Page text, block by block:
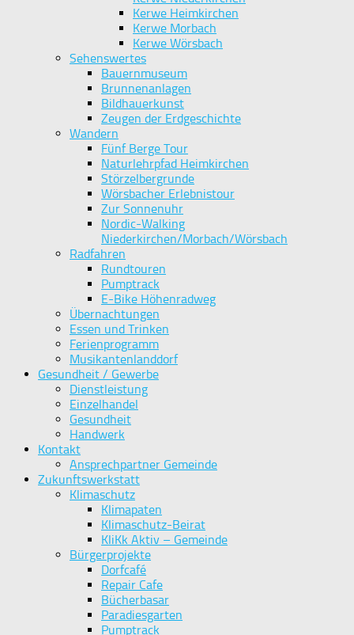
Kerwe Heimkirchen
Kerwe Morbach
Kerwe Wörsbach
Sehenswertes
Bauernmuseum
Brunnenanlagen
Bildhauerkunst
Zeugen der Erdgeschichte
Wandern
Fünf Berge Tour
Naturlehrpfad Heimkirchen
Störzelbergrunde
Wörsbacher Erlebnistour
Zur Sonnenuhr
Nordic-Walking
Niederkirchen/Morbach/Wörsbach
Radfahren
Rundtouren
Pumptrack
E-Bike Höhenradweg
Übernachtungen
Essen und Trinken
Ferienprogramm
Musikantenlanddorf
Gesundheit / Gewerbe
Dienstleistung
Einzelhandel
Gesundheit
Handwerk
Kontakt
Ansprechpartner Gemeinde
Zukunftswerkstatt
Klimaschutz
Klimapaten
Klimaschutz-Beirat
KliKk Aktiv – Gemeinde
Bürgerprojekte
Dorfcafé
Repair Cafe
Bücherbasar
Paradiesgarten
Pumptrack